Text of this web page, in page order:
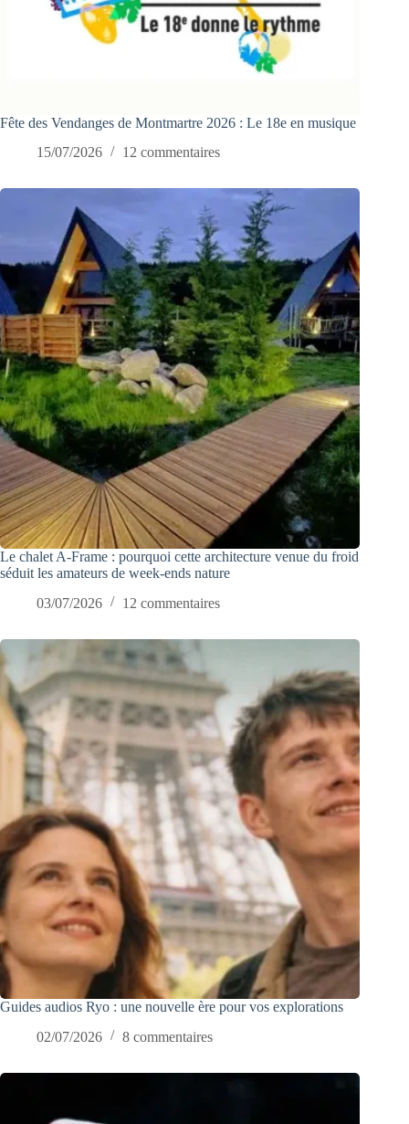
Fête des Vendanges de Montmartre 2026 : Le 18e en musique
15/07/2026
12 commentaires
Le chalet A-Frame : pourquoi cette architecture venue du froid
séduit les amateurs de week-ends nature
03/07/2026
12 commentaires
Guides audios Ryo : une nouvelle ère pour vos explorations
02/07/2026
8 commentaires